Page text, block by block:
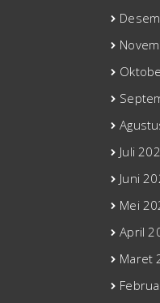
Juli
Juni
Mei
April
Maret